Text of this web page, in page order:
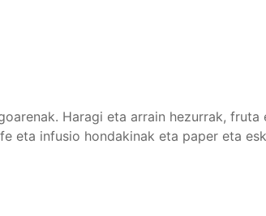
Haragi eta arrain hezurrak, fruta
eta infusio hondakinak eta paper eta